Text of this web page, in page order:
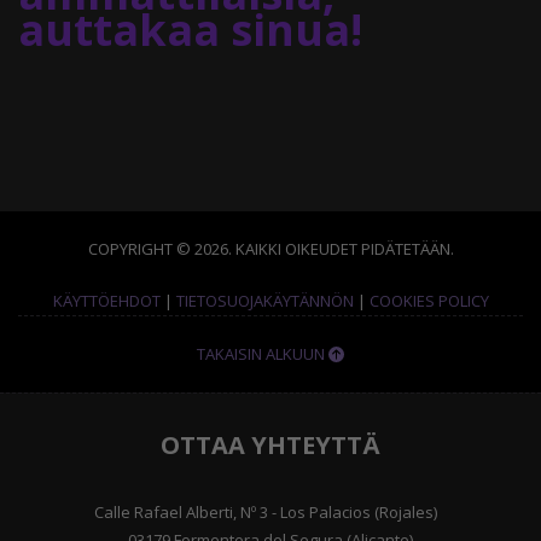
auttakaa sinua!
COPYRIGHT © 2026. KAIKKI OIKEUDET PIDÄTETÄÄN.
KÄYTTÖEHDOT| TIETOSUOJAKÄYTÄNNÖN | COOKIES POLICY
TAKAISIN ALKUUN
OTTAA YHTEYTTÄ
Calle Rafael Alberti, Nº 3 - Los Palacios (Rojales)